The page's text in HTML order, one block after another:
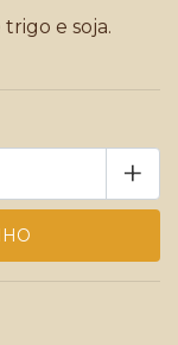
e soja.
+